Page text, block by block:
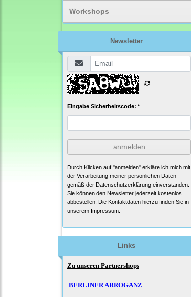
Workshops
Newsletter
Eingabe Sicherheitscode: *
anmelden
Durch Klicken auf "anmelden" erkläre ich mich mit
der Verarbeitung meiner persönlichen Daten
gemäß der Datenschutzerklärung einverstanden.
Sie können den Newsletter jederzeit kostenlos
abbestellen. Die Kontaktdaten hierzu finden Sie in
unserem Impressum.
Links
Zu unseren Partnershops
BERLINER ARROGANZ